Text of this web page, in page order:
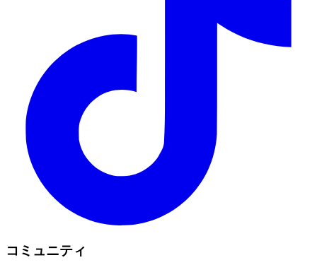
コミュニティ